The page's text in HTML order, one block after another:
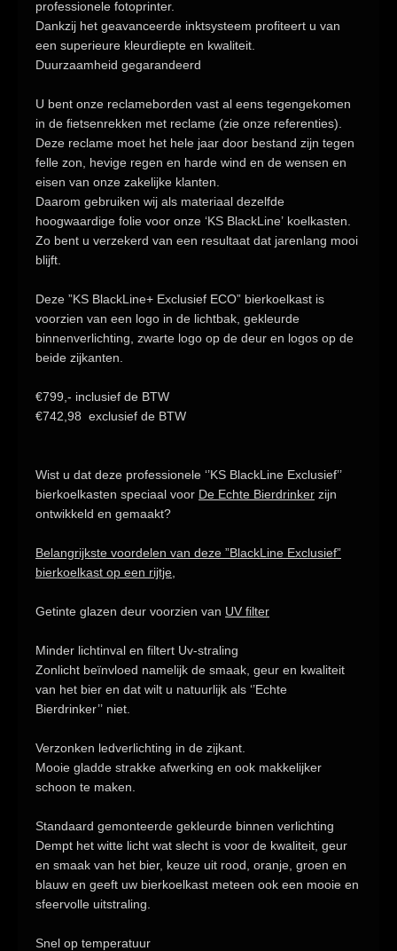
professionele fotoprinter.
Dankzij het geavanceerde inktsysteem profiteert u van
een superieure kleurdiepte en kwaliteit.
Duurzaamheid gegarandeerd
U bent onze reclameborden vast al eens tegengekomen
in de fietsenrekken met reclame (zie onze referenties).
Deze reclame moet het hele jaar door bestand zijn tegen
felle zon, hevige regen en harde wind en de wensen en
eisen van onze zakelijke klanten.
Daarom gebruiken wij als materiaal dezelfde
hoogwaardige folie voor onze ‘KS BlackLine’ koelkasten.
Zo bent u verzekerd van een resultaat dat jarenlang mooi
blijft.
Deze ”KS BlackLine+ Exclusief ECO” bierkoelkast is
voorzien van een logo in de lichtbak, gekleurde
binnenverlichting, zwarte logo op de deur en logos op de
beide zijkanten.
€799,- inclusief de BTW
€742,98 exclusief de BTW
Wist u dat deze professionele ‘’KS BlackLine Exclusief’’
bierkoelkasten speciaal voor De Echte Bierdrinker zijn
ontwikkeld en gemaakt?
Belangrijkste voordelen van deze ”BlackLine Exclusief”
bierkoelkast op een rijtje,
Getinte glazen deur voorzien van UV filter
Minder lichtinval en filtert Uv-straling
Zonlicht beïnvloed namelijk de smaak, geur en kwaliteit
van het bier en dat wilt u natuurlijk als ‘’Echte
Bierdrinker’’ niet.
Verzonken ledverlichting in de zijkant
Mooie gladde strakke afwerking en ook makkelijker
schoon te maken.
Standaard gemonteerde gekleurde binnen verlichting
Dempt het witte licht wat slecht is voor de kwaliteit, geur
en smaak van het bier, keuze uit rood, oranje, groen en
blauw en geeft uw bierkoelkast meteen ook een mooie en
sfeervolle uitstraling.
Snel op temperatuur